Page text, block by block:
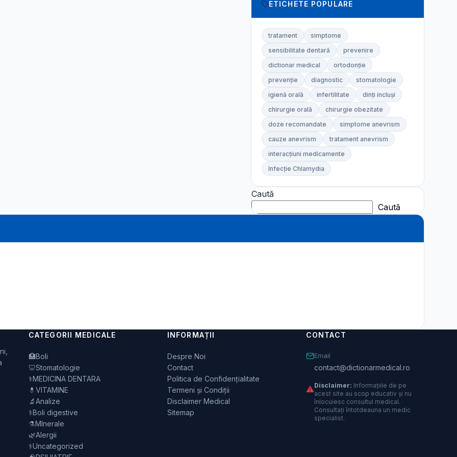
ETICHETE POPULARE
tratament
simptome
sensibilitate dentară
prevenire
dictionar medical
ortodonție
prevenție
diagnostic
stomatologie
igienă orală
infertilitate
dinți incluși
chirurgie orală
chirurgie obezitate
doze recomandate
simptome anevrism
cauze anevrism
tratament anevrism
interacțiuni medicamente
Infecție Chlamydia
Caută
Caută
CATEGORII MEDICALE
🏥Boli
🦷Stomatologie
⚕️MEDICINA DENTARA
💊 VITAMINE
🔬Analize
⚕️Boli digestive
⚗️MInerale
🌿Alergii
⚕️Uncategorized
INFORMAȚII
Despre Noi
Contact
Politica de Confidențialitate
Termeni și Condiții
Disclaimer Medical
Sitemap
CONTACT
Email
contact@dictionarmedical.ro
⚠️Disclaimer: Informațiile de pe
acest site au scop educativ și nu
înlocuiesc consultul medical.
Consultați întotdeauna un medic
specialist.